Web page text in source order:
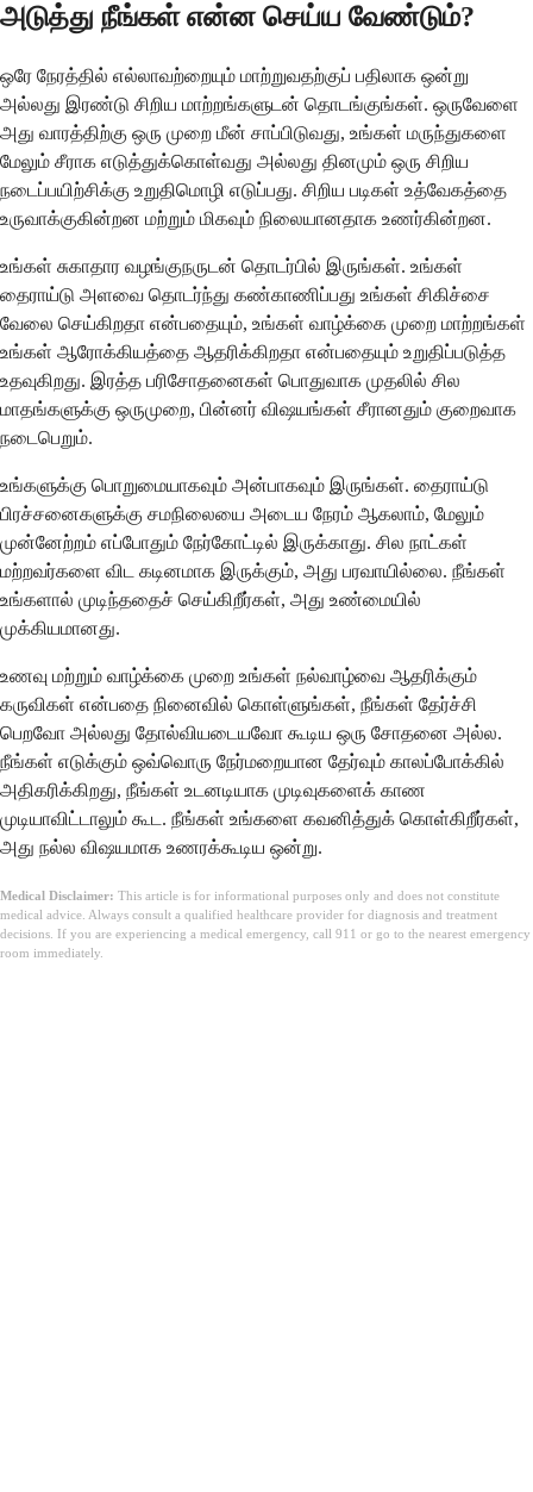
அடுத்து நீங்கள் என்ன செய்ய வேண்டும்?
ஒரே நேரத்தில் எல்லாவற்றையும் மாற்றுவதற்குப் பதிலாக ஒன்று
அல்லது இரண்டு சிறிய மாற்றங்களுடன் தொடங்குங்கள். ஒருவேளை
அது வாரத்திற்கு ஒரு முறை மீன் சாப்பிடுவது, உங்கள் மருந்துகளை
மேலும் சீராக எடுத்துக்கொள்வது அல்லது தினமும் ஒரு சிறிய
நடைப்பயிற்சிக்கு உறுதிமொழி எடுப்பது. சிறிய படிகள் உத்வேகத்தை
உருவாக்குகின்றன மற்றும் மிகவும் நிலையானதாக உணர்கின்றன.
உங்கள் சுகாதார வழங்குநருடன் தொடர்பில் இருங்கள். உங்கள்
தைராய்டு அளவை தொடர்ந்து கண்காணிப்பது உங்கள் சிகிச்சை
வேலை செய்கிறதா என்பதையும், உங்கள் வாழ்க்கை முறை மாற்றங்கள்
உங்கள் ஆரோக்கியத்தை ஆதரிக்கிறதா என்பதையும் உறுதிப்படுத்த
உதவுகிறது. இரத்த பரிசோதனைகள் பொதுவாக முதலில் சில
மாதங்களுக்கு ஒருமுறை, பின்னர் விஷயங்கள் சீரானதும் குறைவாக
நடைபெறும்.
உங்களுக்கு பொறுமையாகவும் அன்பாகவும் இருங்கள். தைராய்டு
பிரச்சனைகளுக்கு சமநிலையை அடைய நேரம் ஆகலாம், மேலும்
முன்னேற்றம் எப்போதும் நேர்கோட்டில் இருக்காது. சில நாட்கள்
மற்றவர்களை விட கடினமாக இருக்கும், அது பரவாயில்லை. நீங்கள்
உங்களால் முடிந்ததைச் செய்கிறீர்கள், அது உண்மையில்
முக்கியமானது.
உணவு மற்றும் வாழ்க்கை முறை உங்கள் நல்வாழ்வை ஆதரிக்கும்
கருவிகள் என்பதை நினைவில் கொள்ளுங்கள், நீங்கள் தேர்ச்சி
பெறவோ அல்லது தோல்வியடையவோ கூடிய ஒரு சோதனை அல்ல.
நீங்கள் எடுக்கும் ஒவ்வொரு நேர்மறையான தேர்வும் காலப்போக்கில்
அதிகரிக்கிறது, நீங்கள் உடனடியாக முடிவுகளைக் காண
முடியாவிட்டாலும் கூட. நீங்கள் உங்களை கவனித்துக் கொள்கிறீர்கள்,
அது நல்ல விஷயமாக உணரக்கூடிய ஒன்று.
Medical Disclaimer: This article is for informational purposes only and does not constitute
medical advice. Always consult a qualified healthcare provider for diagnosis and treatment
decisions. If you are experiencing a medical emergency, call 911 or go to the nearest emergency
room immediately.